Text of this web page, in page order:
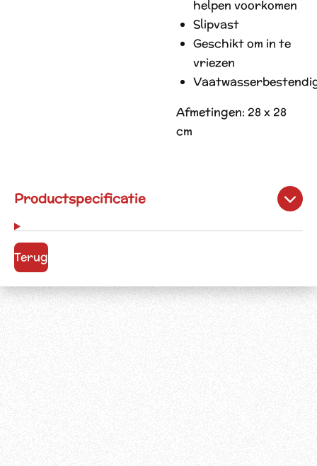
helpen voorkomen
Slipvast
Geschikt om in te
vriezen
Afmetingen: 28 x 28
cm
Productspecificatie
Terug